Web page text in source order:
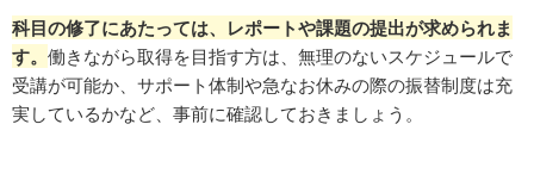
科目の修了にあたっては、レポートや課題の提出が求められま
す。 働きながら取得を目指す方は、無理のないスケジュールで
受講が可能か、サポート体制や急なお休みの際の振替制度は充
実しているかなど、事前に確認しておきましょう。